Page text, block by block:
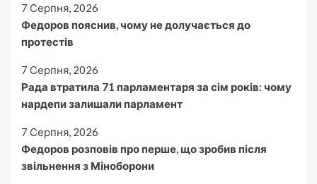
7 Серпня, 2026
Федоров пояснив, чому не долучається до
протестів
7 Серпня, 2026
Рада втратила 71 парламентаря за сім років: чому
нардепи залишали парламент
7 Серпня, 2026
Федоров розповів про перше, що зробив після
звільнення з Міноборони